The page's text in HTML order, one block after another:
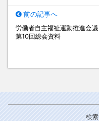
前の記事へ
労働者自主福祉運動推進会議
第10回総会資料
検索